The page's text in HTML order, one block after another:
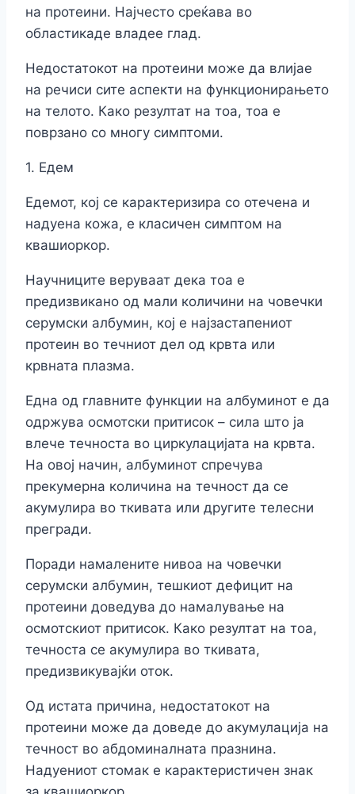
на протеини. Најчесто среќава во
областикаде владее глад.
Недостатокот на протеини може да влијае
на речиси сите аспекти на функционирањето
на телото. Како резултат на тоа, тоа е
поврзано со многу симптоми.
1. Едем
Едемот, кој се карактеризира со отечена и
надуена кожа, е класичен симптом на
квашиоркор.
Научниците веруваат дека тоа е
предизвикано од мали количини на човечки
серумски албумин, кој е најзастапениот
протеин во течниот дел од крвта или
крвната плазма.
Една од главните функции на албуминот е да
одржува осмотски притисок – сила што ја
влече течноста во циркулацијата на крвта.
На овој начин, албуминот спречува
прекумерна количина на течност да се
акумулира во ткивата или другите телесни
прегради.
Поради намалените нивоа на човечки
серумски албумин, тешкиот дефицит на
протеини доведува до намалување на
осмотскиот притисок. Како резултат на тоа,
течноста се акумулира во ткивата,
предизвикувајќи оток.
Од истата причина, недостатокот на
протеини може да доведе до акумулација на
течност во абдоминалната празнина.
Надуениот стомак е карактеристичен знак